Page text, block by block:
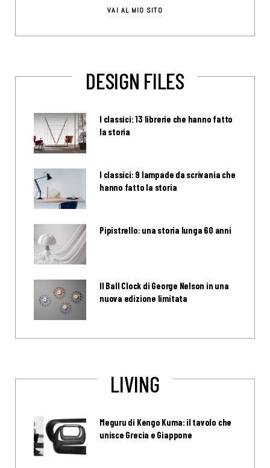
VAI AL MIO SITO
DESIGN FILES
I classici: 13 librerie che hanno fatto
la storia
I classici: 9 lampade da scrivania che
hanno fatto la storia
Pipistrello: una storia lunga 60 anni
Il Ball Clock di George Nelson in una
nuova edizione limitata
LIVING
Meguru di Kengo Kuma: il tavolo che
unisce Grecia e Giappone